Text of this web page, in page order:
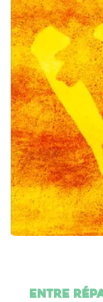
Entre